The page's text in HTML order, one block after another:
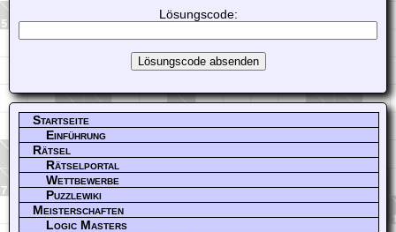
Lösungscode:
Startseite
Einführung
Rätsel
Rätselportal
Wettbewerbe
Puzzlewiki
Meisterschaften
Logic Masters